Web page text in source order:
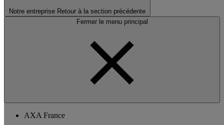
Notre entreprise Retour à la section précédente
Fermer le menu principal
AXA France